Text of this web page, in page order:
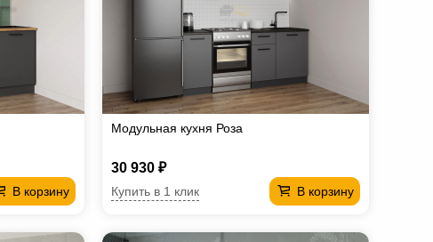
В корзину
Модульная кухня Роза
30 930 ₽
В корзину
Купить в 1 клик